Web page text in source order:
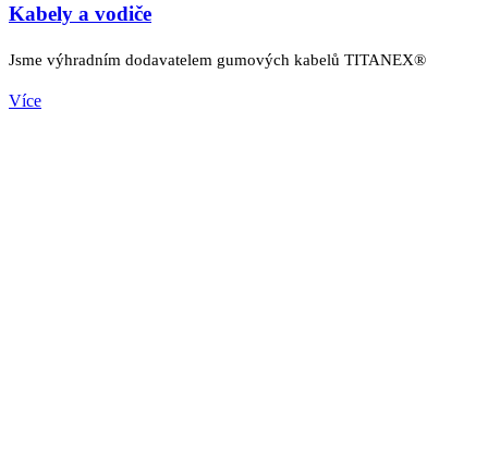
Kabely a vodiče
Jsme výhradním dodavatelem gumových kabelů TITANEX®
Více